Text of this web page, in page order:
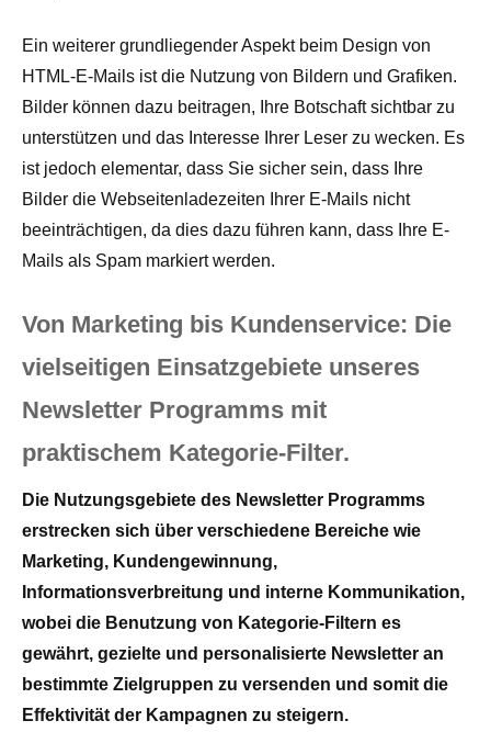
Ein weiterer grundliegender Aspekt beim Design von
HTML-E-Mails ist die Nutzung von Bildern und Grafiken.
Bilder können dazu beitragen, Ihre Botschaft sichtbar zu
unterstützen und das Interesse Ihrer Leser zu wecken. Es
ist jedoch elementar, dass Sie sicher sein, dass Ihre
Bilder die Webseitenladezeiten Ihrer E-Mails nicht
beeinträchtigen, da dies dazu führen kann, dass Ihre E-
Mails als Spam markiert werden.
Von Marketing bis Kundenservice: Die
vielseitigen Einsatzgebiete unseres
Newsletter Programms mit
praktischem Kategorie-Filter.
Die Nutzungsgebiete des Newsletter Programms
erstrecken sich über verschiedene Bereiche wie
Marketing, Kundengewinnung,
Informationsverbreitung und interne Kommunikation,
wobei die Benutzung von Kategorie-Filtern es
gewährt, gezielte und personalisierte Newsletter an
bestimmte Zielgruppen zu versenden und somit die
Effektivität der Kampagnen zu steigern.